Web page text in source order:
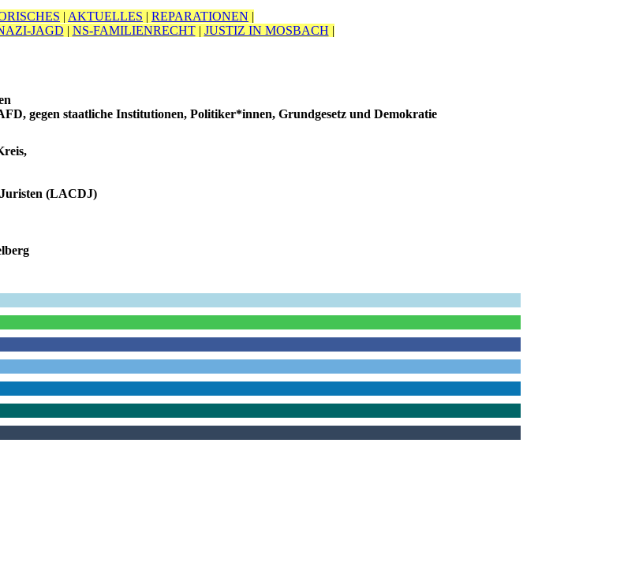
| AKTUELLES | REPARATIONEN |
JAGD | NS-FAMILIENRECHT| JUSTIZ IN MOSBACH |
gegen staatliche Institutionen, Politiker*innen, Grundgesetz und Demokratie
(LACDJ)